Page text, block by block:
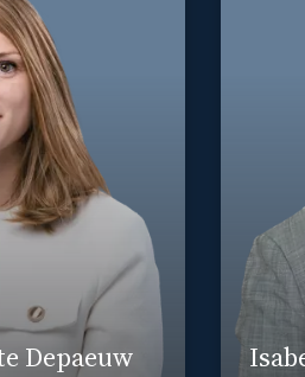
Depaeuw
En savoir plus
+212